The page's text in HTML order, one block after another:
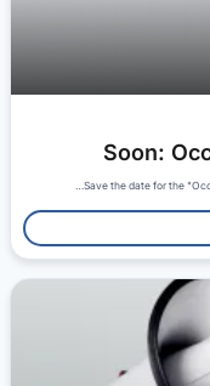
Soon:
Save the date for the